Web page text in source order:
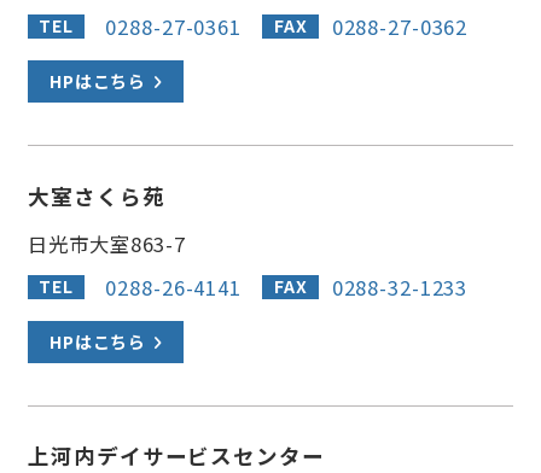
県央
壬生町
真岡市 益子町
茂木町
TEL 0288-27-0361 FAX 0288-27-0362
HPはこちら
大室さくら苑
日光市大室863-7
TEL 0288-26-4141 FAX 0288-32-1233
HPはこちら
上河内デイサービスセンター